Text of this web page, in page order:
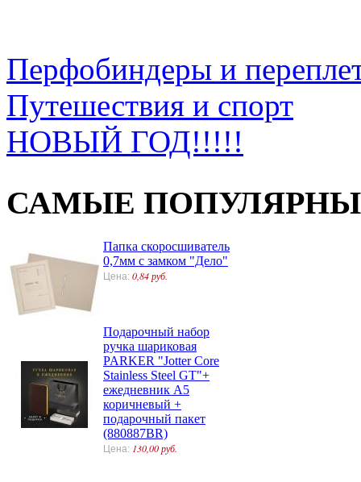
Перфобиндеры и
Путешествия и спорт
НОВЫЙ ГОД!!!!!
САМЫЕ
Папка скоросшиватель
0,7мм с замком "Дело"
Цена: 0,84 руб.
Подарочный набор
ручка шариковая
PARKER "Jotter Core
Stainless Steel GT"+
ежедневник А5
коричневый +
подарочный пакет
(880887BR)
Цена: 130,00 руб.